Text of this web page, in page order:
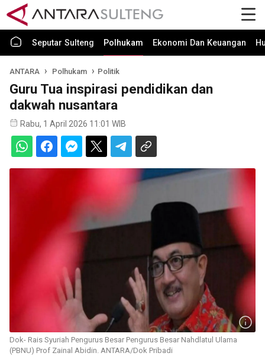
Seputar Sulteng Polhukam Ekonomi Dan Keuangan
ANTARA Polhukam Politik
Guru Tua inspirasi pendidikan dan
dakwah nusantara
Rabu, 1 April 2026 11:01 WIB
Dok- Rais Syuriah Pengurus Besar Pengurus Besar Nahdlatul Ulama
(PBNU) Prof Zainal Abidin. ANTARA/Dok Pribadi